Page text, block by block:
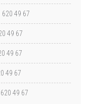
49 67
49 67
49 67
49 67
49 67